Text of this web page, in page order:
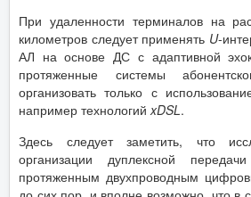
При удаленности терминалов на
километров следует применять U-
АЛ на основе ДС с адаптивной
протяженные системы
организовать только с
например технологийxDSL.
Здесь следует заметить, что
организации дуплексной
протяженным двухпроводным